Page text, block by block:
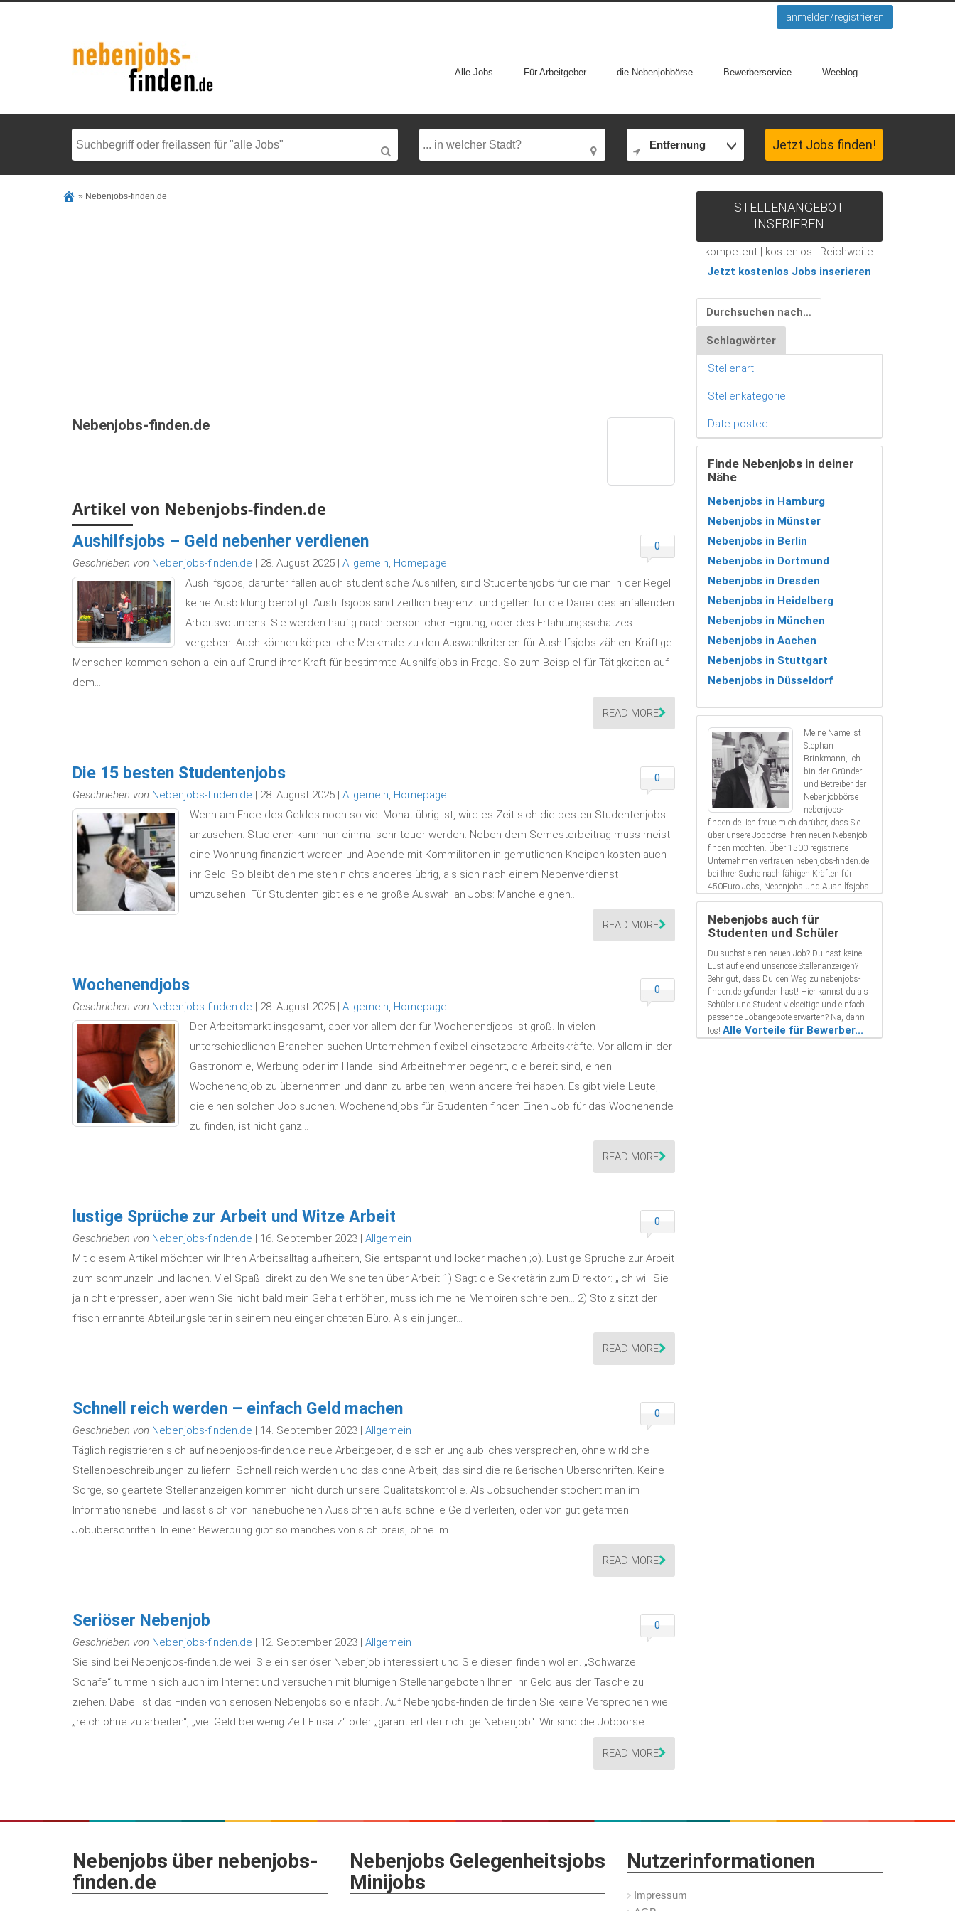
anmelden/registrieren
Alle Jobs Für Arbeitgeber die Nebenjobbörse Bewerberservice Weeblog
Entfernung Jetzt Jobs finden!
» Nebenjobs-finden.de
Nebenjobs-finden.de
Artikel von Nebenjobs-finden.de
0
Aushilfsjobs – Geld nebenher verdienen
Geschrieben von Nebenjobs-finden.de | 28. August 2025 | Allgemein, Homepage
Aushilfsjobs, darunter fallen auch studentische Aushilfen, sind Studentenjobs für die man in der Regel
keine Ausbildung benötigt. Aushilfsjobs sind zeitlich begrenzt und gelten für die Dauer des anfallenden
Arbeitsvolumens. Sie werden häufig nach persönlicher Eignung, oder des Erfahrungsschatzes
vergeben. Auch können körperliche Merkmale zu den Auswahlkriterien für Aushilfsjobs zählen. Kräftige
Menschen kommen schon allein auf Grund ihrer Kraft für bestimmte Aushilfsjobs in Frage. So zum Beispiel für Tätigkeiten auf
dem…
READ MORE
0
Die 15 besten Studentenjobs
Geschrieben von Nebenjobs-finden.de | 28. August 2025 | Allgemein, Homepage
Wenn am Ende des Geldes noch so viel Monat übrig ist, wird es Zeit sich die besten Studentenjobs
anzusehen. Studieren kann nun einmal sehr teuer werden. Neben dem Semesterbeitrag muss meist
eine Wohnung finanziert werden und Abende mit Kommilitonen in gemütlichen Kneipen kosten auch
ihr Geld. So bleibt den meisten nichts anderes übrig, als sich nach einem Nebenverdienst
umzusehen. Für Studenten gibt es eine große Auswahl an Jobs: Manche eignen…
READ MORE
0
Wochenendjobs
Geschrieben von Nebenjobs-finden.de | 28. August 2025 | Allgemein, Homepage
Der Arbeitsmarkt insgesamt, aber vor allem der für Wochenendjobs ist groß. In vielen
unterschiedlichen Branchen suchen Unternehmen flexibel einsetzbare Arbeitskräfte. Vor allem in der
Gastronomie, Werbung oder im Handel sind Arbeitnehmer begehrt, die bereit sind, einen
Wochenendjob zu übernehmen und dann zu arbeiten, wenn andere frei haben. Es gibt viele Leute,
die einen solchen Job suchen. Wochenendjobs für Studenten finden Einen Job für das Wochenende
zu finden, ist nicht ganz…
READ MORE
0
lustige Sprüche zur Arbeit und Witze Arbeit
Geschrieben von Nebenjobs-finden.de | 16. September 2023 | Allgemein
Mit diesem Artikel möchten wir Ihren Arbeitsalltag aufheitern, Sie entspannt und locker machen ;o). Lustige Sprüche zur Arbeit
zum schmunzeln und lachen. Viel Spaß! direkt zu den Weisheiten über Arbeit 1) Sagt die Sekretärin zum Direktor: „Ich will Sie
ja nicht erpressen, aber wenn Sie nicht bald mein Gehalt erhöhen, muss ich meine Memoiren schreiben… 2) Stolz sitzt der
frisch ernannte Abteilungsleiter in seinem neu eingerichteten Büro. Als ein junger…
READ MORE
0
Schnell reich werden – einfach Geld machen
Geschrieben von Nebenjobs-finden.de | 14. September 2023 | Allgemein
Täglich registrieren sich auf nebenjobs-finden.de neue Arbeitgeber, die schier unglaubliches versprechen, ohne wirkliche
Stellenbeschreibungen zu liefern. Schnell reich werden und das ohne Arbeit, das sind die reißerischen Überschriften. Keine
Sorge, so geartete Stellenanzeigen kommen nicht durch unsere Qualitätskontrolle. Als Jobsuchender stochert man im
Informationsnebel und lässt sich von hanebüchenen Aussichten aufs schnelle Geld verleiten, oder von gut getarnten
Jobüberschriften. In einer Bewerbung gibt so manches von sich preis, ohne im…
READ MORE
0
Seriöser Nebenjob
Geschrieben von Nebenjobs-finden.de | 12. September 2023 | Allgemein
Sie sind bei Nebenjobs-finden.de weil Sie ein seriöser Nebenjob interessiert und Sie diesen finden wollen. „Schwarze
Schafe“ tummeln sich auch im Internet und versuchen mit blumigen Stellenangeboten Ihnen Ihr Geld aus der Tasche zu
ziehen. Dabei ist das Finden von seriösen Nebenjobs so einfach. Auf Nebenjobs-finden.de finden Sie keine Versprechen wie
„reich ohne zu arbeiten“, „viel Geld bei wenig Zeit Einsatz“ oder „garantiert der richtige Nebenjob“. Wir sind die Jobbörse…
READ MORE
STELLENANGEBOT
INSERIEREN
kompetent | kostenlos | Reichweite
Jetzt kostenlos Jobs inserieren
Durchsuchen nach…
Schlagwörter
Stellenart
Stellenkategorie
Date posted
Finde Nebenjobs in deiner
Nähe
Nebenjobs in Hamburg
Nebenjobs in Münster
Nebenjobs in Berlin
Nebenjobs in Dortmund
Nebenjobs in Dresden
Nebenjobs in Heidelberg
Nebenjobs in München
Nebenjobs in Aachen
Nebenjobs in Stuttgart
Nebenjobs in Düsseldorf
Meine Name ist
Stephan
Brinkmann, ich
bin der Gründer
und Betreiber der
Nebenjobbörse
nebenjobs-
finden.de. Ich freue mich darüber, dass Sie
über unsere Jobbörse Ihren neuen Nebenjob
finden möchten. Über 1500 registrierte
Unternehmen vertrauen nebenjobs-finden.de
bei Ihrer Suche nach fähigen Kräften für
450Euro Jobs, Nebenjobs und Aushilfsjobs.
Nebenjobs auch für
Studenten und Schüler
Du suchst einen neuen Job? Du hast keine
Lust auf elend unseriöse Stellenanzeigen?
Sehr gut, dass Du den Weg zu nebenjobs-
finden.de gefunden hast! Hier kannst du als
Schüler und Student vielseitige und einfach
passende Jobangebote erwarten? Na, dann
los! Alle Vorteile für Bewerber...
Nebenjobs über nebenjobs-
finden.de
Nebenjobs Gelegenheitsjobs
Minijobs
Nutzerinformationen
Impressum